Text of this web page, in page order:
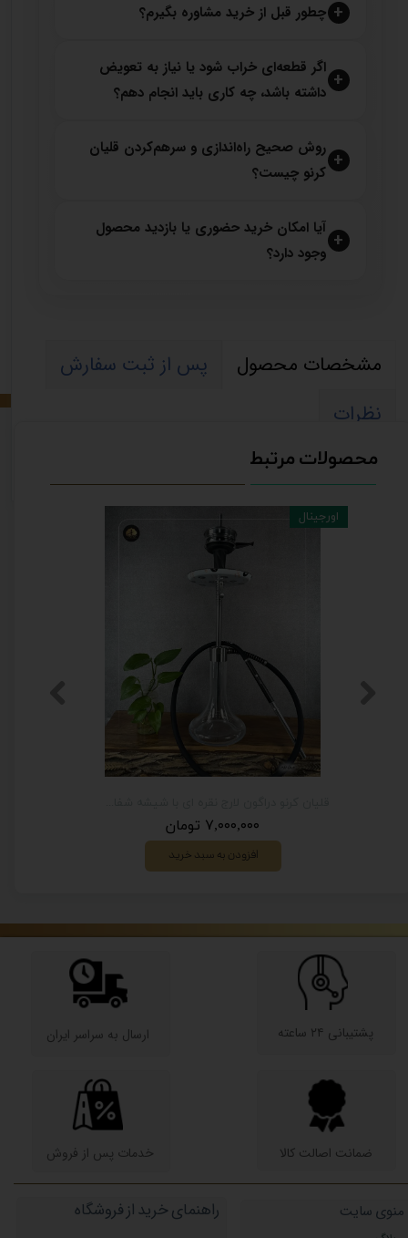
چطور قبل از خرید مشاوره بگیرم؟
اگر قطعه‌ای خراب شود یا نیاز به تعویض
داشته باشد، چه کاری باید انجام دهم؟
روش صحیح راه‌اندازی و سرهم‌کردن قلیان
کرنو چیست؟
آیا امکان خرید حضوری یا بازدید محصول
وجود دارد؟
مشخصات محصول
پس از ثبت سفارش
نظرات
محصولات مرتبط
۷,۰۰۰,۰۰۰ تومان
افزودن به سبد خرید
اورجینال
پشتیبانی ۲۴ ساعته ​ارسال به سراسر ایران
​خدمات پس از فروش ضمانت اصالت کالا
راهنمای خرید از فروشگاه منوی سایت